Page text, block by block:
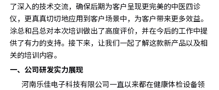
了深入的技术交流，确保后期为客户呈现更完美的中医四诊
仪，更真真切切地应用到客户场景中，为客户带来更多效益。
涂总和吕总对本次培训做出了高度评价，并在今后的工作中提
供了有力的支持。接下来，让我们一起了解这款新产品以及相
关的培训内容。
一、公司研发实力展现
河南乐佳电子科技有限公司一直以来都在健康体检设备领